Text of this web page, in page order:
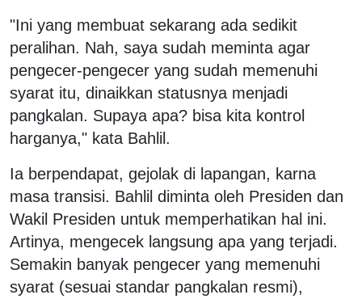
"Ini yang membuat sekarang ada sedikit
peralihan. Nah, saya sudah meminta agar
pengecer-pengecer yang sudah memenuhi
syarat itu, dinaikkan statusnya menjadi
pangkalan. Supaya apa? bisa kita kontrol
harganya," kata Bahlil.
Ia berpendapat, gejolak di lapangan, karna
masa transisi. Bahlil diminta oleh Presiden dan
Wakil Presiden untuk memperhatikan hal ini.
Artinya, mengecek langsung apa yang terjadi.
Semakin banyak pengecer yang memenuhi
syarat (sesuai standar pangkalan resmi),